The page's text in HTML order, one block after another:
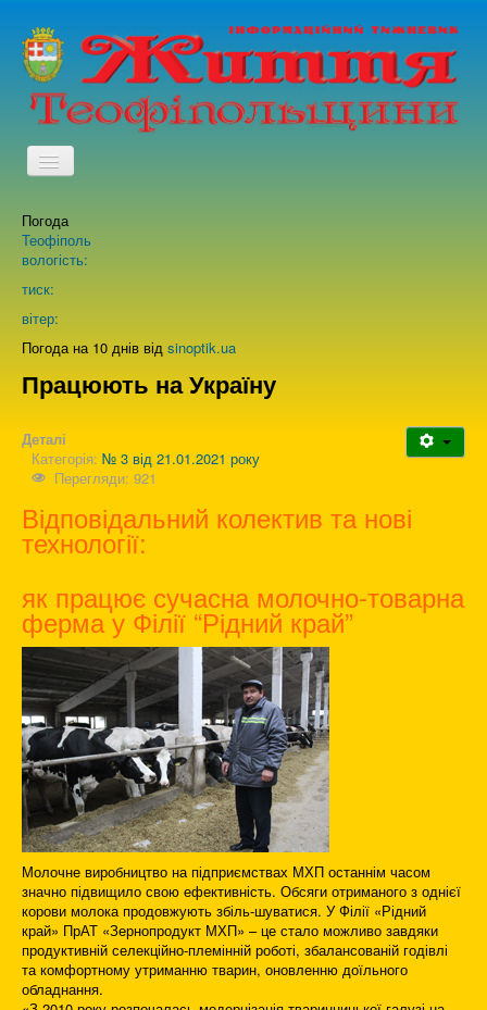
TPL_PROTOSTAR_TOGGLE_MENU
Про нас
Зворотній зв'язок
Погода
Теофіполь
вологість:
тиск:
вітер:
Погода на 10 днів від sinoptik.ua
Працюють на Україну
Деталі
Категорія: № 3 від 21.01.2021 року
Перегляди: 921
Відповідальний колектив та нові
технології:
як працює сучасна молочно-товарна
ферма у Філії “Рідний край”
Молочне виробництво на підприємствах МХП останнім часом
значно підвищило свою ефективність. Обсяги отриманого з однієї
корови молока продовжують збіль-шуватися. У Філії «Рідний
край» ПрАТ «Зернопродукт МХП» – це стало можливо завдяки
продуктивній селекційно-племінній роботі, збалансованій годівлі
та комфортному утриманню тварин, оновленню доїльного
обладнання.